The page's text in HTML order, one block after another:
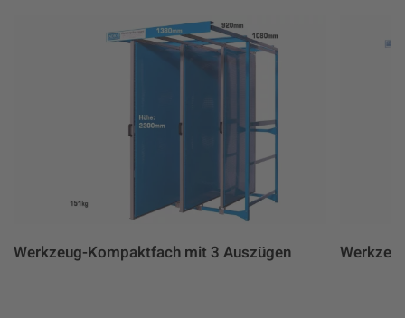
Werkzeug-Kompaktfach mit 3 Auszügen